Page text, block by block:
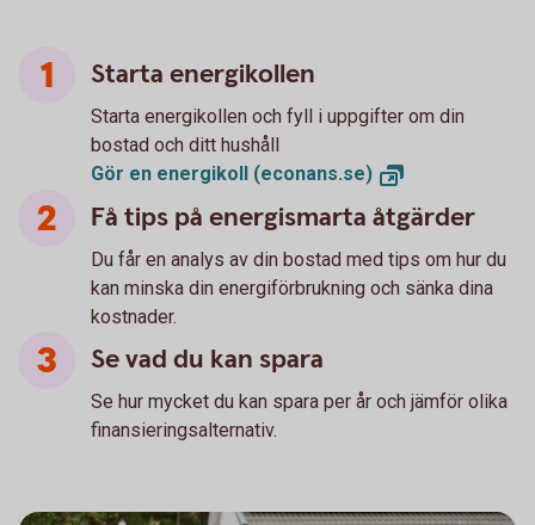
Starta energikollen
Starta energikollen och fyll i uppgifter om din
bostad och ditt hushåll
Gör en energikoll (econans.se)
Få tips på energismarta åtgärder
Du får en analys av din bostad med tips om hur du
kan minska din energiförbrukning och sänka dina
kostnader.
Se vad du kan spara
Se hur mycket du kan spara per år och jämför olika
finansieringsalternativ.